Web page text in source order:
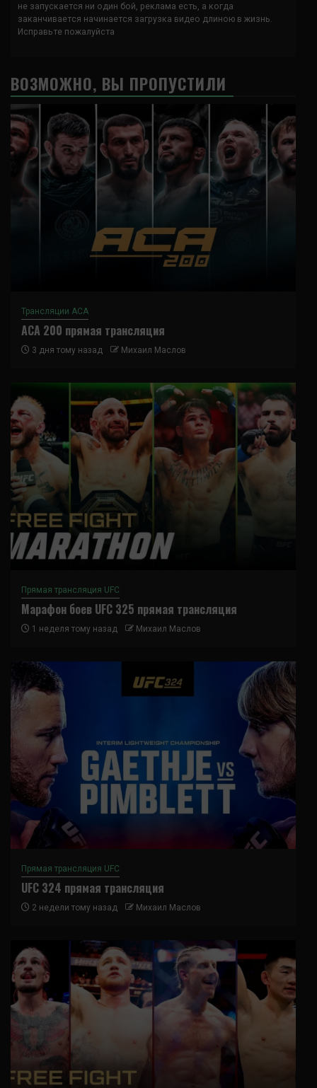
не запускается ни один бой, реклама есть, а когда
заканчивается начинается загрузка видео длиною в жизнь.
Исправьте пожалуйста
ВОЗМОЖНО, ВЫ ПРОПУСТИЛИ
Трансляции ACA
ACA 200 прямая трансляция
3 дня тому назад Михаил Маслов
Прямая трансляция UFC
Марафон боев UFC 325 прямая трансляция
1 неделя тому назад Михаил Маслов
Прямая трансляция UFC
UFC 324 прямая трансляция
2 недели тому назад Михаил Маслов